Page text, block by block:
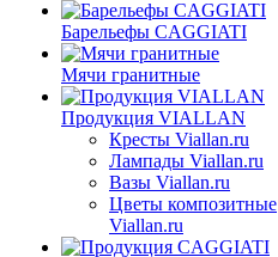
Барельефы CAGGIATI
Мячи гранитные
Продукция VIALLAN
Кресты Viallan.ru
Лампады Viallan.ru
Вазы Viallan.ru
Цветы композитные
Viallan.ru